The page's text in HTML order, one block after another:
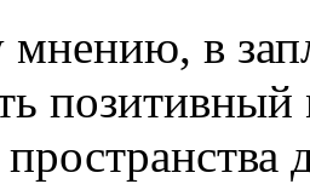
в
позитивный